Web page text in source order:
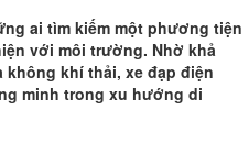
ai tìm kiếm một phương tiện
với môi trường. Nhờ khả
không khí thải, xe đạp điện
minh trong xu hướng di